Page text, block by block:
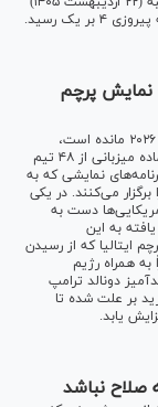
یک رسید.
نمایش پرچم
در حالی که دقیقاً یک ماه و نیم باقی به آغاز جام جهانی ۲۰۲۶ مانده است،
میزبانان مشترک یعنی آمریکا، مکزیک و کانادا خود را آماده میزبانی از ۴۸ تیم
نمایشی که به
می‌کنند. در یکی
دست به
به این
ایتالیا که از رسیدن
به همراه رژیم
دونالد ترامپ
بر علت شده تا
یابد.
صلاح نباشد